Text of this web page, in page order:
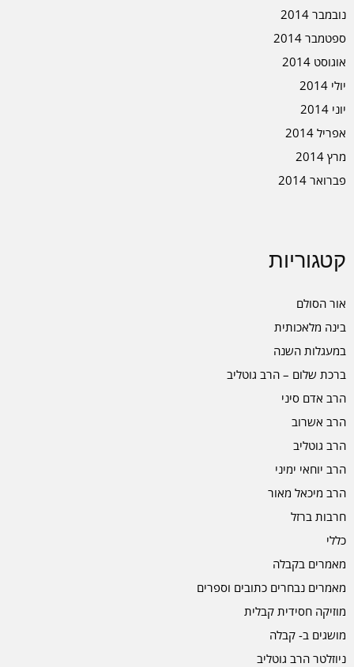
נובמבר 2014
ספטמבר 2014
אוגוסט 2014
יולי 2014
יוני 2014
אפריל 2014
מרץ 2014
פברואר 2014
קטגוריות
אור הסולם
בינה מלאכותית
במעגלות השנה
ברכת שלום – הרב גוטליב
הרב אדם סיני
הרב אשרוב
הרב גוטליב
הרב יוחאי ימיני
הרב מיכאל מאור
חרבות ברזל
כללי
מאמרים בקבלה
מאמרים נבחרים כתובים וספרים
מוזיקה חסידית קבלית
מושגים ב- קבלה
ניוזלטר הרב גוטליב